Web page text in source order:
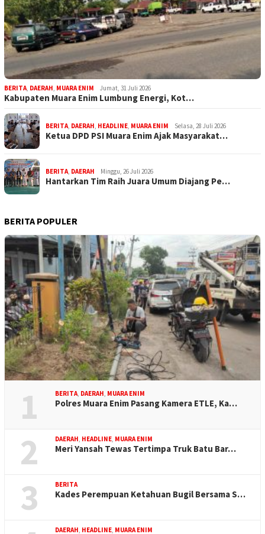
BERITA DAERAH MUARA ENIM Jumat, 31 Juli 2026
Kabupaten Muara Enim Lumbung Energi, Kot…
BERITA DAERAH HEADLINE MUARA ENIM Selasa, 28 Juli 2026
Ketua DPD PSI Muara Enim Ajak Masyarakat…
BERITA DAERAH Minggu, 26 Juli 2026
Hantarkan Tim Raih Juara Umum Diajang Pe…
BERITA POPULER
1 BERITA DAERAH MUARA ENIM
Polres Muara Enim Pasang Kamera ETLE, Ka…
2 DAERAH HEADLINE MUARA ENIM
Meri Yansah Tewas Tertimpa Truk Batu Bar…
3 BERITA
Kades Perempuan Ketahuan Bugil Bersama S…
DAERAH HEADLINE MUARA ENIM